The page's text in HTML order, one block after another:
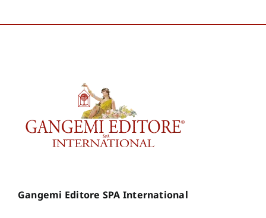
Gangemi Editore SPA International